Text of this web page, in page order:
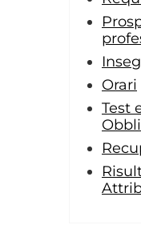
Orari
Test